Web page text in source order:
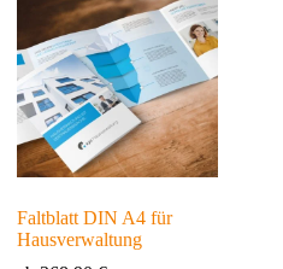
Faltblatt DIN A4 für
Hausverwaltung